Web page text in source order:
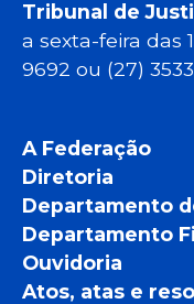
Tribunal de
a sexta-feira das
9692 ou (27)
A Federação
Diretoria
Departamento
Departamento
Ouvidoria
Atos, atas e